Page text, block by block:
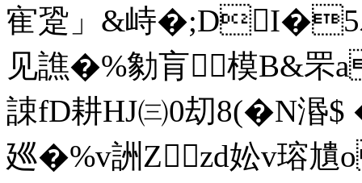
寉跫」&峙�;DI�5
见譙�%勨肓模B&罘
誎fD耕HJ㈢ 0刧
廵�%v詶Zzd妐v瑢